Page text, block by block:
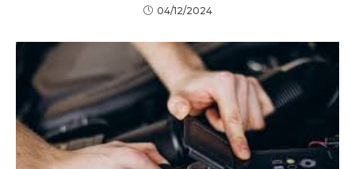
04/12/2024